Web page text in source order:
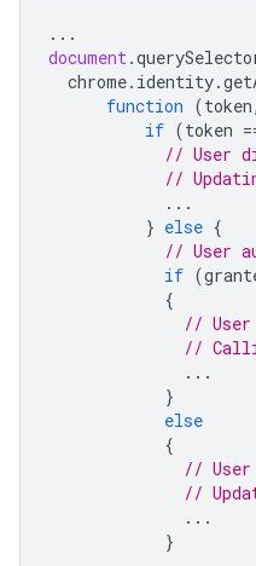
...
document.
chrome. identity.
function (token,
if (token
// User
//
...
} else {
// User
if (
{
// User
//
...
}
else
{
// User
//
...
}